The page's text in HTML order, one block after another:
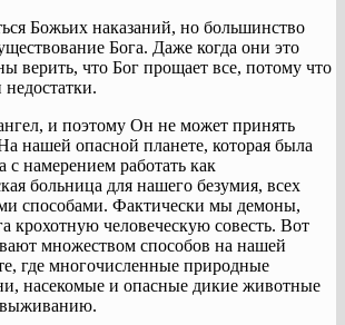
Божьих наказаний, но большинство
Бога. Даже когда они это
верить, что Бог прощает все, потому что
и поэтому Он не может принять
нашей опасной планете, которая была
с намерением работать как
больница для нашего безумия, всех
способами. Фактически мы демоны,
крохотную человеческую совесть. Вот
множеством способов на нашей
где многочисленные природные
насекомые и опасные дикие животные